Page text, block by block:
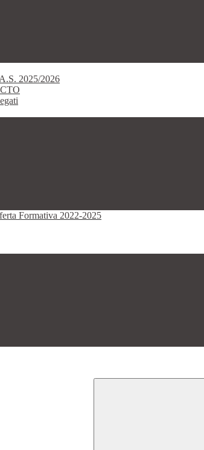
2025/2026
Formativa 2022-2025